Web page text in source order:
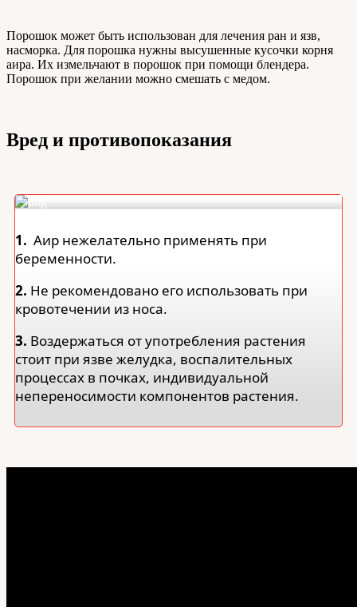
Порошок может быть использован для лечения ран и язв,
насморка. Для порошка нужны высушенные кусочки корня
аира. Их измельчают в порошок при помощи блендера.
Порошок при желании можно смешать с медом.
Вред и противопоказания
1. Аир нежелательно применять при
беременности.
2. Не рекомендовано его использовать при
кровотечении из носа.
3. Воздержаться от употребления растения
стоит при язве желудка, воспалительных
процессах в почках, индивидуальной
непереносимости компонентов растения.